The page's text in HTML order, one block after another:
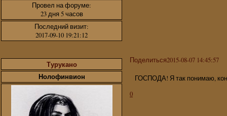
Провел на форуме:
23 дня 5 часов
Последний визит:
2017-09-10 19:21:12
Поделиться2015-08-07 14:45:57
Турукано
Нолофинвион
ГОСПОДА! Я так понимаю,
0